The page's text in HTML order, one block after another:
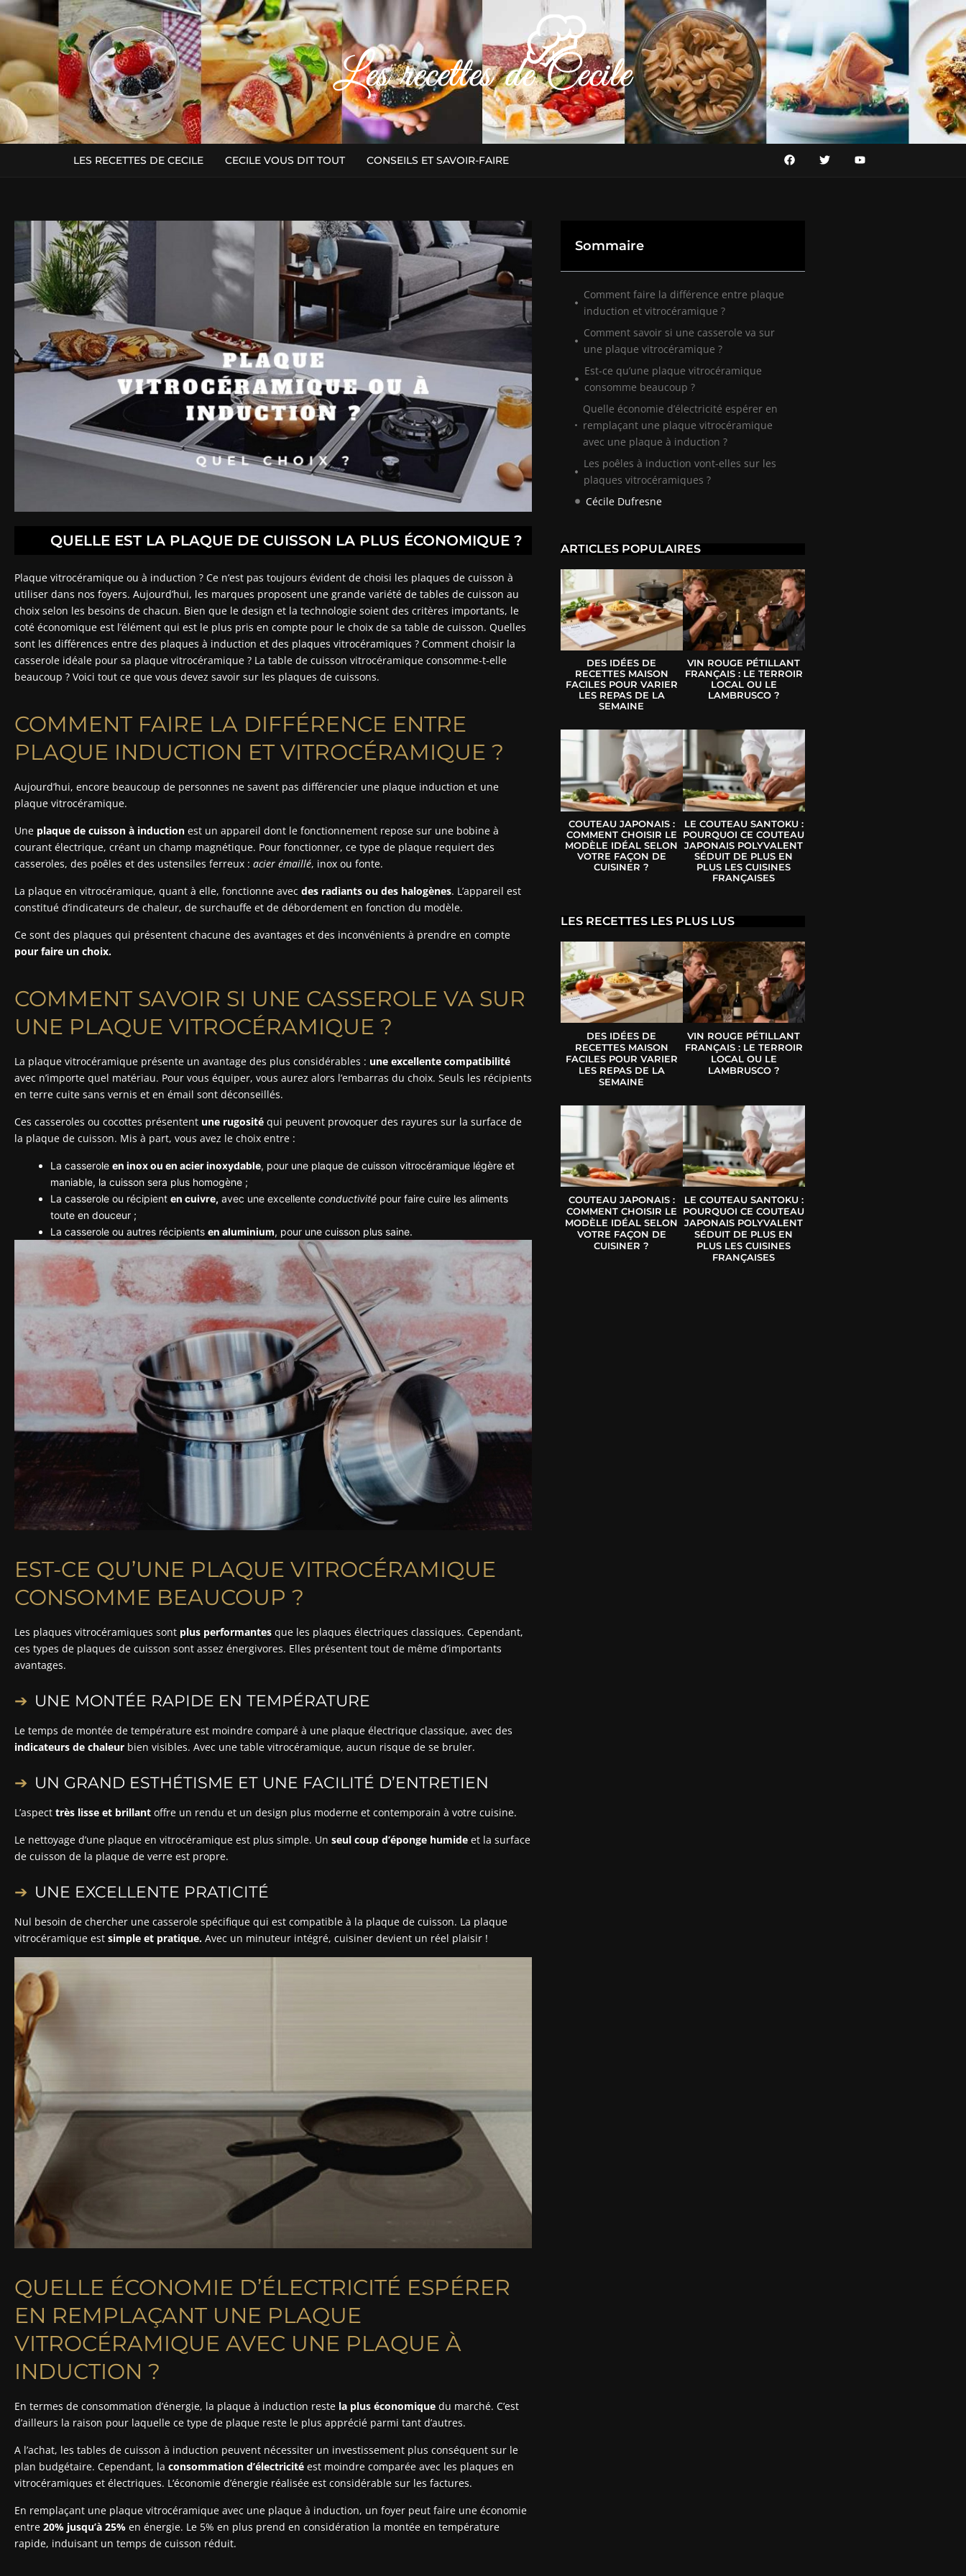
LES RECETTES DE CECILE CECILE VOUS DIT TOUT CONSEILS ET SAVOIR-FAIRE
QUELLE EST LA PLAQUE DE CUISSON LA PLUS ÉCONOMIQUE ?
Plaque vitrocéramique ou à induction ? Ce n’est pas toujours évident de choisi les plaques de cuisson à
utiliser dans nos foyers. Aujourd’hui, les marques proposent une grande variété de tables de cuisson au
choix selon les besoins de chacun. Bien que le design et la technologie soient des critères importants, le
coté économique est l’élément qui est le plus pris en compte pour le choix de sa table de cuisson. Quelles
sont les différences entre des plaques à induction et des plaques vitrocéramiques ? Comment choisir la
casserole idéale pour sa plaque vitrocéramique ? La table de cuisson vitrocéramique consomme-t-elle
beaucoup ? Voici tout ce que vous devez savoir sur les plaques de cuissons.
COMMENT FAIRE LA DIFFÉRENCE ENTRE
PLAQUE INDUCTION ET VITROCÉRAMIQUE ?
Aujourd’hui, encore beaucoup de personnes ne savent pas différencier une plaque induction et une
plaque vitrocéramique.
Une plaque de cuisson à induction est un appareil dont le fonctionnement repose sur une bobine à
courant électrique, créant un champ magnétique. Pour fonctionner, ce type de plaque requiert des
casseroles, des poêles et des ustensiles ferreux : acier émaillé, inox ou fonte.
La plaque en vitrocéramique, quant à elle, fonctionne avec des radiants ou des halogènes. L’appareil est
constitué d’indicateurs de chaleur, de surchauffe et de débordement en fonction du modèle.
Ce sont des plaques qui présentent chacune des avantages et des inconvénients à prendre en compte
pour faire un choix.
COMMENT SAVOIR SI UNE CASSEROLE VA SUR
UNE PLAQUE VITROCÉRAMIQUE ?
La plaque vitrocéramique présente un avantage des plus considérables : une excellente compatibilité
avec n’importe quel matériau. Pour vous équiper, vous aurez alors l’embarras du choix. Seuls les récipients
en terre cuite sans vernis et en émail sont déconseillés.
Ces casseroles ou cocottes présentent une rugosité qui peuvent provoquer des rayures sur la surface de
la plaque de cuisson. Mis à part, vous avez le choix entre :
La casserole en inox ou en acier inoxydable, pour une plaque de cuisson vitrocéramique légère et
maniable, la cuisson sera plus homogène ;
La casserole ou récipient en cuivre, avec une excellente conductivité pour faire cuire les aliments
toute en douceur ;
La casserole ou autres récipients en aluminium, pour une cuisson plus saine.
EST-CE QU’UNE PLAQUE VITROCÉRAMIQUE
CONSOMME BEAUCOUP ?
Les plaques vitrocéramiques sont plus performantes que les plaques électriques classiques. Cependant,
ces types de plaques de cuisson sont assez énergivores. Elles présentent tout de même d’importants
avantages.
UNE MONTÉE RAPIDE EN TEMPÉRATURE
Le temps de montée de température est moindre comparé à une plaque électrique classique, avec des
indicateurs de chaleur bien visibles. Avec une table vitrocéramique, aucun risque de se bruler.
UN GRAND ESTHÉTISME ET UNE FACILITÉ D’ENTRETIEN
L’aspect très lisse et brillant offre un rendu et un design plus moderne et contemporain à votre cuisine.
Le nettoyage d’une plaque en vitrocéramique est plus simple. Un seul coup d’éponge humide et la surface
de cuisson de la plaque de verre est propre.
UNE EXCELLENTE PRATICITÉ
Nul besoin de chercher une casserole spécifique qui est compatible à la plaque de cuisson. La plaque
vitrocéramique est simple et pratique. Avec un minuteur intégré, cuisiner devient un réel plaisir !
QUELLE ÉCONOMIE D’ÉLECTRICITÉ ESPÉRER
EN REMPLAÇANT UNE PLAQUE
VITROCÉRAMIQUE AVEC UNE PLAQUE À
INDUCTION ?
En termes de consommation d’énergie, la plaque à induction reste la plus économique du marché. C’est
d’ailleurs la raison pour laquelle ce type de plaque reste le plus apprécié parmi tant d’autres.
A l’achat, les tables de cuisson à induction peuvent nécessiter un investissement plus conséquent sur le
plan budgétaire. Cependant, la consommation d’électricité est moindre comparée avec les plaques en
vitrocéramiques et électriques. L’économie d’énergie réalisée est considérable sur les factures.
En remplaçant une plaque vitrocéramique avec une plaque à induction, un foyer peut faire une économie
entre 20% jusqu’à 25% en énergie. Le 5% en plus prend en considération la montée en température
rapide, induisant un temps de cuisson réduit.
Sommaire
Comment faire la différence entre plaque
induction et vitrocéramique ?
Comment savoir si une casserole va sur
une plaque vitrocéramique ?
Est-ce qu’une plaque vitrocéramique
consomme beaucoup ?
Quelle économie d’électricité espérer en
remplaçant une plaque vitrocéramique
avec une plaque à induction ?
Les poêles à induction vont-elles sur les
plaques vitrocéramiques ?
Cécile Dufresne
ARTICLES POPULAIRES
DES IDÉES DE
RECETTES MAISON
FACILES POUR VARIER
LES REPAS DE LA
SEMAINE
VIN ROUGE PÉTILLANT
FRANÇAIS : LE TERROIR
LOCAL OU LE
LAMBRUSCO ?
COUTEAU JAPONAIS :
COMMENT CHOISIR LE
MODÈLE IDÉAL SELON
VOTRE FAÇON DE
CUISINER ?
LE COUTEAU SANTOKU :
POURQUOI CE COUTEAU
JAPONAIS POLYVALENT
SÉDUIT DE PLUS EN
PLUS LES CUISINES
FRANÇAISES
LES RECETTES LES PLUS LUS
DES IDÉES DE
RECETTES MAISON
FACILES POUR VARIER
LES REPAS DE LA
SEMAINE
VIN ROUGE PÉTILLANT
FRANÇAIS : LE TERROIR
LOCAL OU LE
LAMBRUSCO ?
COUTEAU JAPONAIS :
COMMENT CHOISIR LE
MODÈLE IDÉAL SELON
VOTRE FAÇON DE
CUISINER ?
LE COUTEAU SANTOKU :
POURQUOI CE COUTEAU
JAPONAIS POLYVALENT
SÉDUIT DE PLUS EN
PLUS LES CUISINES
FRANÇAISES